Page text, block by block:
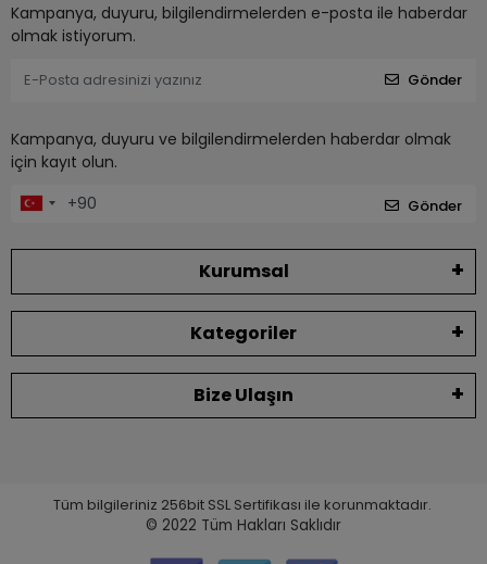
Kampanya, duyuru, bilgilendirmelerden e-posta ile haberdar
olmak istiyorum.
Gönder
Kampanya, duyuru ve bilgilendirmelerden haberdar olmak
için kayıt olun.
Gönder
Kurumsal
Kategoriler
Bize Ulaşın
Tüm bilgileriniz 256bit SSL Sertifikası ile korunmaktadır.
© 2022 Tüm Hakları Saklıdır